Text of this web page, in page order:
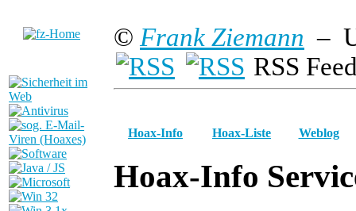
© Frank Ziemann –
RSS
Hoax-Info Hoax-Liste Weblog
Hoax-Info